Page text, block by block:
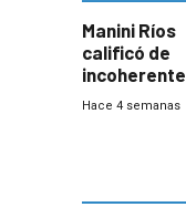
Manini Ríos
calificó de
incoherente
decisión de
Hace 4 semanas